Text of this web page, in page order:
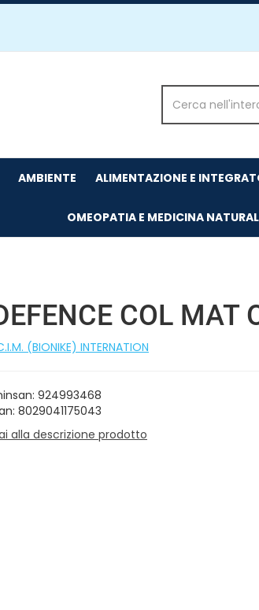
Prodotto
AMBIENTE ALIMENTAZIONE E
OMEOPATIA E MEDICINA
COL MAT
(BIONIKE) INTERNATION
924993468
8029041175043
alla descrizione prodotto